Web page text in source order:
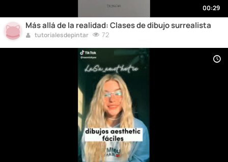
00:29
Más allá de la realidad: Clases de dibujo surrealista
tutorialesdepintar 72